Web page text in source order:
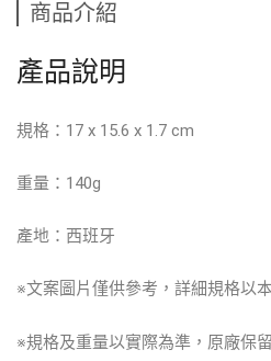
商品介紹
產品說明
規格：17 x 15.6 x 1.7 cm
重量：140g
產地：西班牙
※文案圖片僅供參考，詳細規格以
※規格及重量以實際為準，原廠保